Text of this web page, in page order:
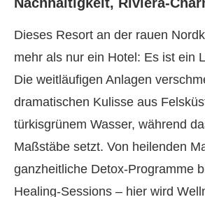
Dieses Resort an der rauen
mehr als nur ein Hotel: Es ist ein
Die weitläufigen Anlagen
dramatischen Kulisse aus
türkisgrünem Wasser, während
Maßstäbe setzt. Von heilenden
ganzheitliche Detox-Programme
Healing-Sessions – hier wird